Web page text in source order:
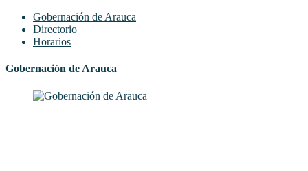
Gobernación de Arauca
Directorio
Horarios
Gobernación de Arauca